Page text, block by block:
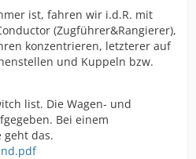
ist, fahren wir i.d.R. mit
(Zugführer&Rangierer),
konzentrieren, letzterer auf
und Kuppeln bzw.
list. Die Wagen- und
Bei einem
geht das.